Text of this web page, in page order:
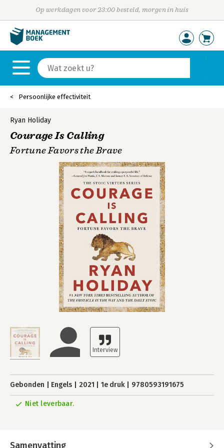
Op werkdagen voor 23:00 besteld, morgen in huis
Persoonlijke effectiviteit
Ryan Holiday
Courage Is Calling
Fortune Favors the Brave
Gebonden Engels 2021 1e druk 9780593191675
Niet leverbaar.
Samenvatting